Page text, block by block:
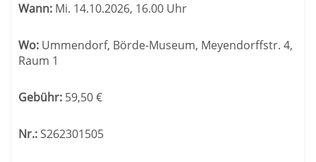
Wann: Mi. 14.10.2026, 16.00 Uhr
Wo: Ummendorf, Börde-Museum, Meyendorffstr. 4,
Raum 1
Gebühr: 59,50€
Nr.:S262301505